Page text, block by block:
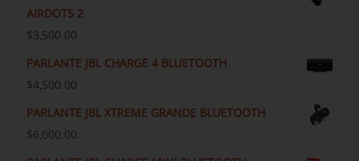
AIRDOTS 2
$3,500.00
PARLANTE JBL CHARGE 4 BLUETOOTH
$4,500.00
PARLANTE JBL XTREME GRANDE BLUETOOTH
$6,000.00